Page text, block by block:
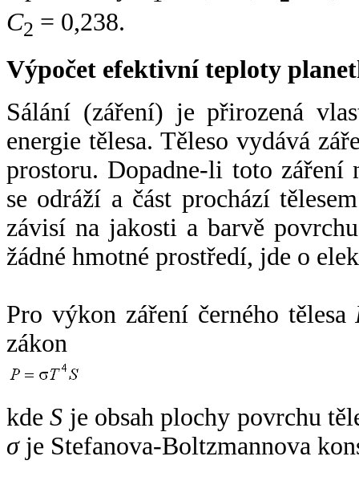
C2 = 0,238.
Výpočet efektivní teploty
Sálání (záření) je přirozená
energie tělesa. Těleso vydává
prostoru. Dopadne-li toto záření
se odráží a část prochází
závisí na jakosti a barvě
žádné hmotné prostředí, jde o
Pro výkon záření černého tělesa
zákon
kdeS je obsah plochy povrchu
σje Stefanova-Boltzmannova